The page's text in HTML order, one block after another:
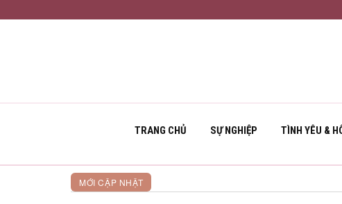
TRANG CHỦ SỰ NGHIỆP TÌNH YÊU &
MỚI CẬP NHẬT